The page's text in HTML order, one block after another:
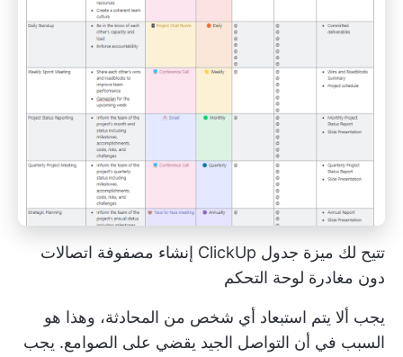
تتيح لك ميزة جدول ClickUp إنشاء مصفوفة اتصالات
دون مغادرة لوحة التحكم
يجب ألا يتم استبعاد أي شخص من المحادثة، وهذا هو
السبب في أن التواصل الجيد يقضي على الصوامع. يجب